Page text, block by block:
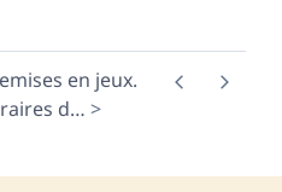
en jeux.
d…